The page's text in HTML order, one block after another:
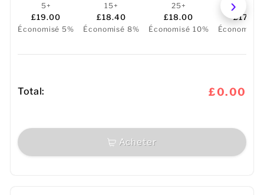
5+
£19.00
Économisé 5%
15+
£18.40
Économisé 8%
25+
£18.00
Économisé 10%
£17.00
Économisé
Total: £0.00
Acheter